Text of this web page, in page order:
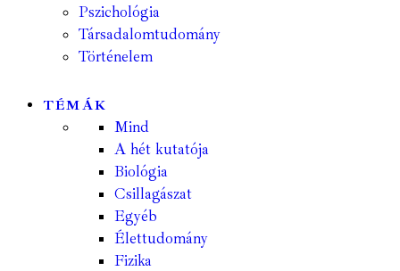
Pszichológia
Társadalomtudomány
Történelem
TÉMÁK
Mind
A hét kutatója
Biológia
Csillagászat
Egyéb
Élettudomány
Fizika